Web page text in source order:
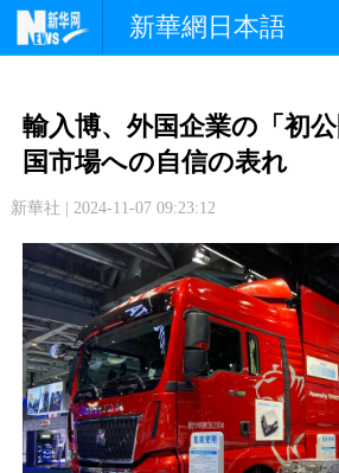
新華網日本語
文 化 観 光
中日交流
写 真
輸入博、外国企業の「初
国市場への自信の表れ
新華社 | 2024-11-07 09:23:12